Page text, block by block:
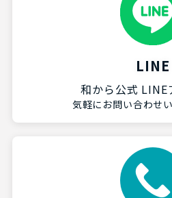
LINE
和から公式 LINE
気軽にお問い合わせ